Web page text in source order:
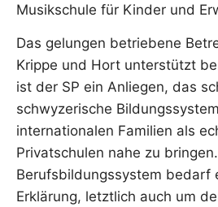
Musikschule für Kinder und
Das gelungen betriebene
Krippe und Hort unterstützt
ist der SP ein Anliegen, das
schwyzerische
internationalen Familien als
Privatschulen nahe zu
Berufsbildungssystem bedarf
Erklärung, letztlich auch um